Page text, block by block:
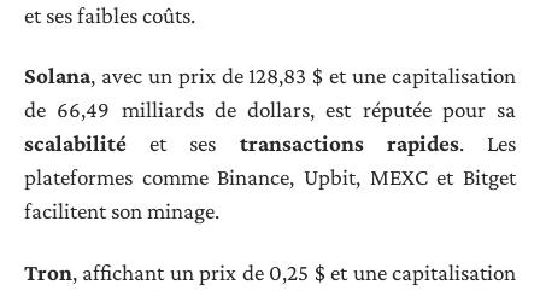
et ses faibles coûts.
Solana, avec un prix de 128,83 $ et une capitalisation
de 66,49 milliards de dollars, est réputée pour sa
scalabilité et ses transactions rapides. Les
plateformes comme Binance, Upbit, MEXC et Bitget
facilitent son minage.
Tron, affichant un prix de 0,25 $ et une capitalisation